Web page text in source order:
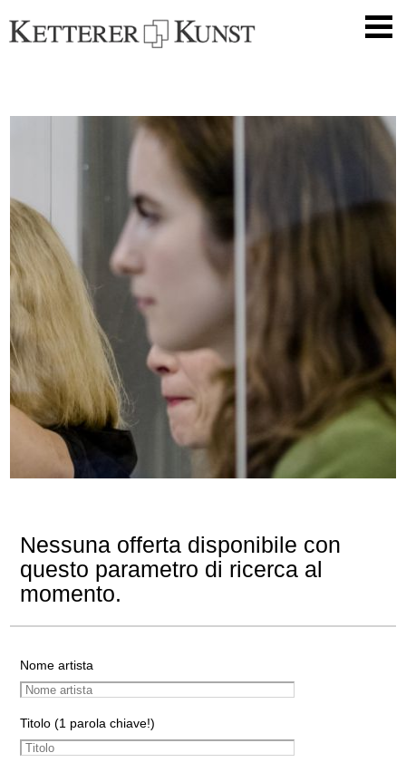
Nessuna offerta disponibile con
questo parametro di ricerca al
momento.
Nome artista
Titolo (1 parola chiave!)